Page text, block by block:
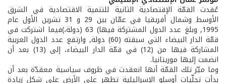
عُقدت القمّة الإقتصادية الثانية للتنمية الاقتصادية في الشرق
الأوسط وشمال أفريقيا في عمّان بين 29 و 31 تشرين الأول عام
1995, وبلغ عدد الدول المشتركة فيها) 63 (دولة،)فيما اشتركت في
قمّة الدار البيضاء التي سبقته (60) دولة, وارتفع عدد الدول العربية
المشاركة فيها من (12) في قمّة الدار البيضاء، إلى (13) بعد أن
انضمت إليها موريتانيا.
وما ميّز تلك القمّة أنها انعقدت في ظروف سياسية معقدّة بعد أن
بدأت تجلّيات أوسلو الإسرائيلية تظهر على الأرض على شكل زيادة